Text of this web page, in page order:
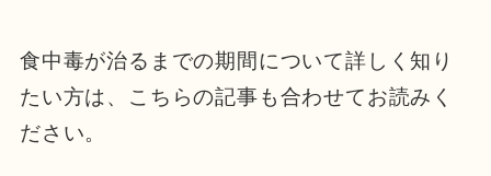
食中毒が治るまでの期間について詳しく知り
たい方は、こちらの記事も合わせてお読みく
ださい。